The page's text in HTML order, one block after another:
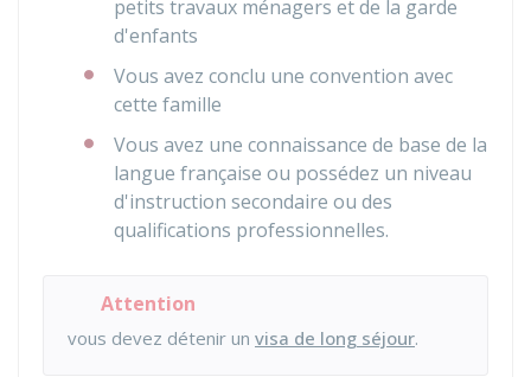
petits travaux ménagers et de la garde
d'enfants
Vous avez conclu une convention avec
cette famille
Vous avez une connaissance de base de la
langue française ou possédez un niveau
d'instruction secondaire ou des
qualifications professionnelles.
Attention
vous devez détenir un visa de long séjour.